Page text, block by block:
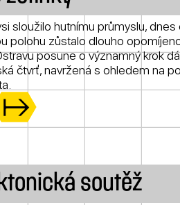
sloužilo hutnímu průmyslu,
polohu zůstalo dlouho
posune o významný krok
čtvrť, navržená s ohledem na
soutěž